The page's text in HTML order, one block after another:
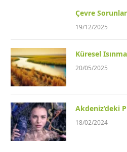
Çevre
19/12/2025
Küresel Isınma
20/05/2025
Akdeniz’deki
18/02/2024